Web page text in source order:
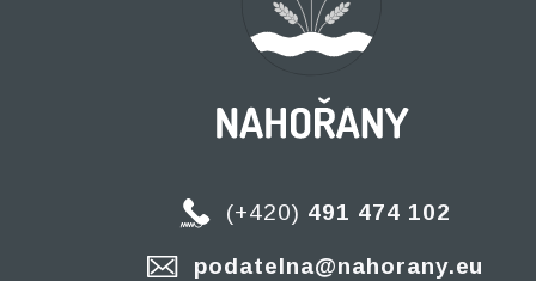
(+420) 491 474 102
podatelna@nahorany.eu